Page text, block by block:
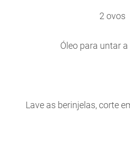
2 ovos
Óleo para untar
Lave as berinjelas, corte